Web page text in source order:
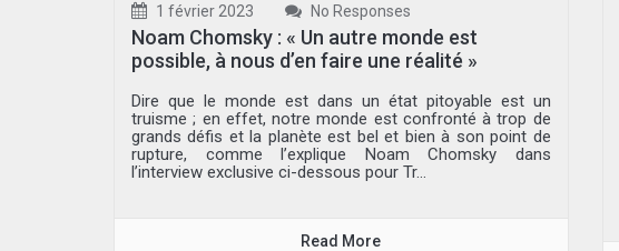
1 février 2023 No Responses
Noam Chomsky : « Un autre monde est
possible, à nous d’en faire une réalité »
Dire que le monde est dans un état pitoyable est un
truisme ; en effet, notre monde est confronté à trop de
grands défis et la planète est bel et bien à son point de
rupture, comme l’explique Noam Chomsky dans
l’interview exclusive ci-dessous pour Tr...
Read More